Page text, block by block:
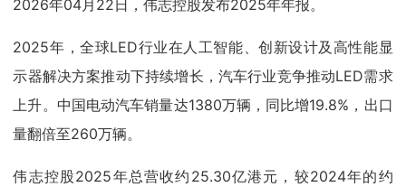
2026年04月22日，伟志控股发布2025年年报。
2025年，全球LED行业在人工智能、创新设计及高性能显
示器解决方案推动下持续增长，汽车行业竞争推动LED需求
上升。中国电动汽车销量达1380万辆，同比增19.8%，出口
量翻倍至260万辆。
伟志控股2025年总营收约25.30亿港元，较2024年的约